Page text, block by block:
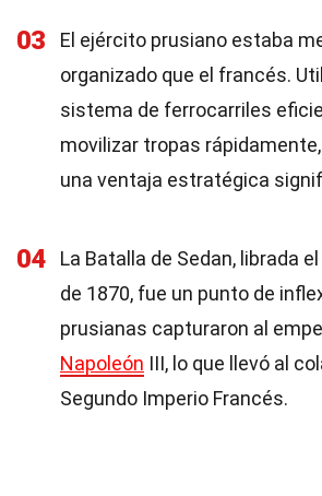
03
El ejército prusiano estaba
organizado que el francés.
sistema de ferrocarriles
movilizar tropas
una ventaja estratégica
04 La Batalla de Sedan, librada el
de 1870, fue un punto de
prusianas capturaron al
Napoleón III, lo que llevó al
Segundo Imperio Francés.